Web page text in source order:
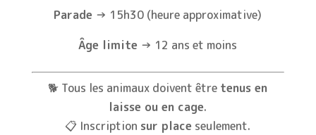
Parade → 15h30 (heure approximative)
Âge limite → 12 ans et moins
🐕 Tous les animaux doivent être tenus en
laisse ou en cage.
📋 Inscription sur place seulement.